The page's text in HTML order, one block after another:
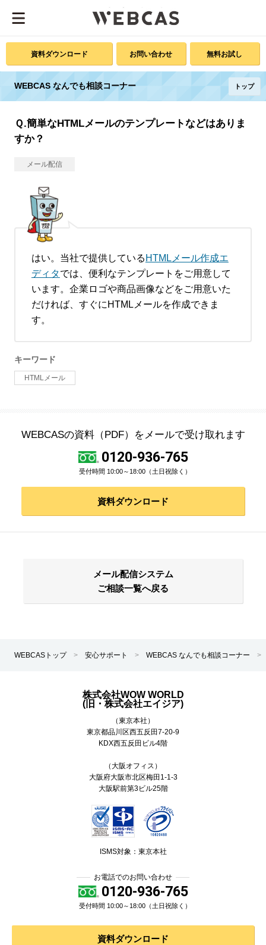
資料ダウンロード お問い合わせ 無料お試し
WEBCAS なんでも相談コーナー トップ
Ｑ.簡単なHTMLメールのテンプレートなどはありま
すか？
メール配信
はい。当社で提供している HTMLメール作成エ
ディタでは、便利なテンプレートをご用意して
います。企業ロゴや商品画像などをご用意いた
だければ、すぐにHTMLメールを作成できま
す。
キーワード
HTMLメール
WEBCASの資料（PDF）をメールで受け取れます
0120-936-765
受付時間 10:00～18:00（土日祝除く）
資料ダウンロード
メール配信システム
ご相談一覧へ戻る
WEBCASトップ > 安心サポート > WEBCAS なんでも相談コーナー >
株式会社WOW WORLD
(旧・株式会社エイジア)
（東京本社）
東京都品川区西五反田7-20-9
KDX西五反田ビル4階
（大阪オフィス）
大阪府大阪市北区梅田1-1-3
大阪駅前第3ビル25階
ISMS対象：東京本社
お電話でのお問い合わせ
0120-936-765
受付時間 10:00～18:00（土日祝除く）
資料ダウンロード